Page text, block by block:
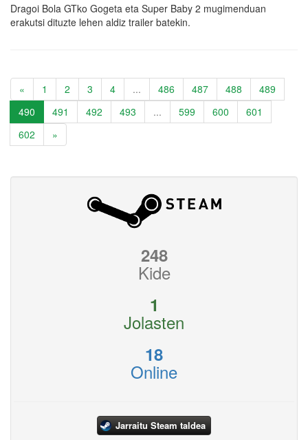
Dragoi Bola GTko Gogeta eta Super Baby 2 mugimenduan
erakutsi dituzte lehen aldiz trailer batekin.
« 1 2 3 4 ... 486 487 488
489
490
491 492 493 ... 599 600
601
602
»
248
Kide
1
Jolasten
18
Online
Jarraitu Steam taldea